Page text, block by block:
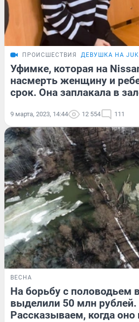
ПРОИСШЕСТВИЯ ДЕВУШКА НА
Уфимке, которая на
насмерть женщину и
срок. Она заплакала в
9 марта, 2023, 14:44 12 554 111
ВЕСНА
На борьбу с половодьем
выделили 50 млн рублей.
Рассказываем, когда оно